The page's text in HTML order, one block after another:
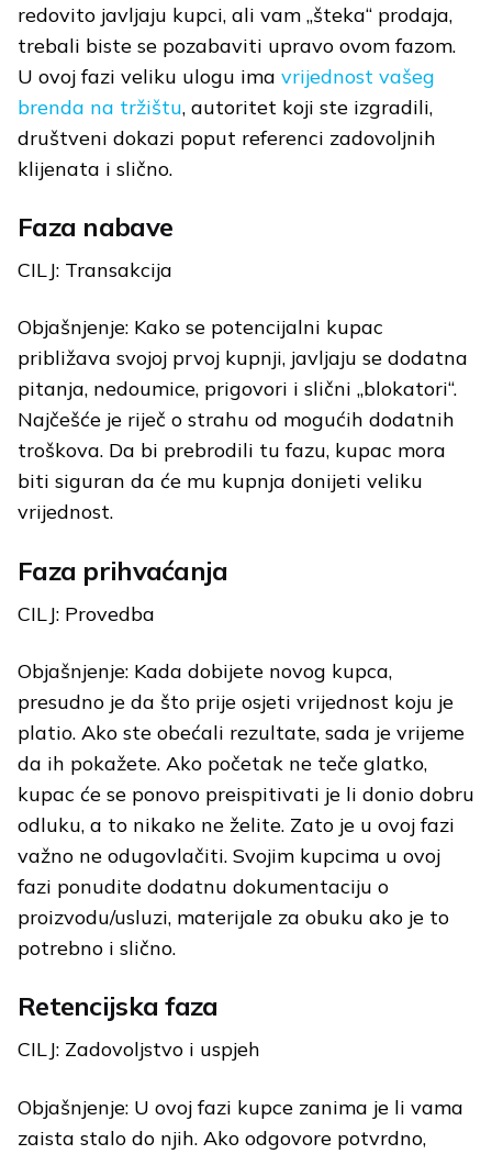
redovito javljaju kupci, ali vam „šteka“ prodaja,
trebali biste se pozabaviti upravo ovom fazom.
U ovoj fazi veliku ulogu ima vrijednost vašeg
brenda na tržištu, autoritet koji ste izgradili,
društveni dokazi poput referenci zadovoljnih
klijenata i slično.
Faza nabave
CILJ: Transakcija
Objašnjenje: Kako se potencijalni kupac
približava svojoj prvoj kupnji, javljaju se dodatna
pitanja, nedoumice, prigovori i slični „blokatori“.
Najčešće je riječ o strahu od mogućih dodatnih
troškova. Da bi prebrodili tu fazu, kupac mora
biti siguran da će mu kupnja donijeti veliku
vrijednost.
Faza prihvaćanja
CILJ: Provedba
Objašnjenje: Kada dobijete novog kupca,
presudno je da što prije osjeti vrijednost koju je
platio. Ako ste obećali rezultate, sada je vrijeme
da ih pokažete. Ako početak ne teče glatko,
kupac će se ponovo preispitivati je li donio dobru
odluku, a to nikako ne želite. Zato je u ovoj fazi
važno ne odugovlačiti. Svojim kupcima u ovoj
fazi ponudite dodatnu dokumentaciju o
proizvodu/usluzi, materijale za obuku ako je to
potrebno i slično.
Retencijska faza
CILJ: Zadovoljstvo i uspjeh
Objašnjenje: U ovoj fazi kupce zanima je li vama
zaista stalo do njih. Ako odgovore potvrdno,